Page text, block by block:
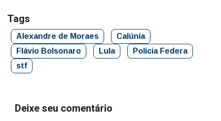
Tags
Alexandre de Moraes
Calúnia
Flávio Bolsonaro
Lula
Polícia Federa
stf
Deixe seu comentário